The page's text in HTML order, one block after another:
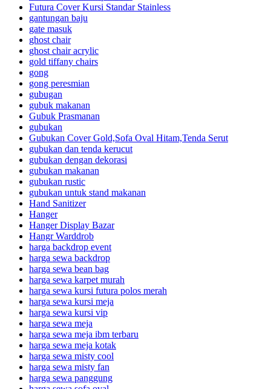
Futura Cover Kursi Standar Stainless
gantungan baju
gate masuk
ghost chair
ghost chair acrylic
gold tiffany chairs
gong
gong peresmian
gubugan
gubuk makanan
Gubuk Prasmanan
gubukan
Gubukan Cover Gold,Sofa Oval Hitam,Tenda Serut
gubukan dan tenda kerucut
gubukan dengan dekorasi
gubukan makanan
gubukan rustic
gubukan untuk stand makanan
Hand Sanitizer
Hanger
Hanger Display Bazar
Hangr Warddrob
harga backdrop event
harga sewa backdrop
harga sewa bean bag
harga sewa karpet murah
harga sewa kursi futura polos merah
harga sewa kursi meja
harga sewa kursi vip
harga sewa meja
harga sewa meja ibm terbaru
harga sewa meja kotak
harga sewa misty cool
harga sewa misty fan
harga sewa panggung